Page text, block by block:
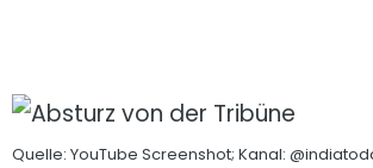
Quelle: YouTube Screenshot; Kanal: